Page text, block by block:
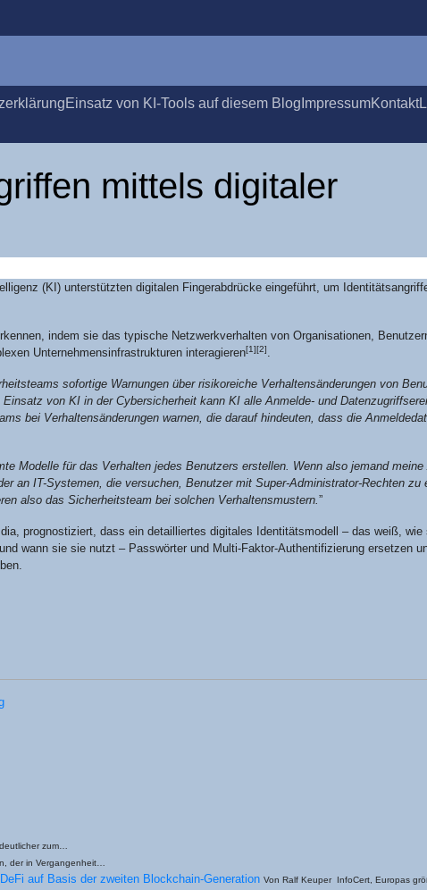
Ein­satz von KI-Tools auf die­sem Blog Impres­sumKon­takt
mit­tels digi­ta­ler
(KI) unter­stütz­ten digi­ta­len Fin­ger­ab­drü­cke ein­ge­führt, um
indem sie das typi­sche Netz­werk­ver­hal­ten von Orga­ni­sa­tio­nen,
Unter­neh­mens­in­fra­struk­tu­ren inter­agie­ren[1][2].
sofor­ti­ge War­nun­gen über risi­ko­rei­che Ver­hal­tens­än­de­run­gen von
Ein­satz von KI in der Cyber­si­cher­heit kann KI alle Anmel­de- und
bei Ver­hal­tens­än­de­run­gen war­nen, die dar­auf hin­deu­ten, dass die
Model­le für das Ver­hal­ten jedes Benut­zers erstel­len. Wenn also jemand
an IT-Sys­te­men, die ver­su­chen, Benut­zer mit Super-Admi­nis­tra­tor-Rech­ten zu
also das Sicher­heits­team bei sol­chen Ver­hal­tens­mus­tern.”
pro­gnos­ti­ziert, dass ein detail­lier­tes digi­ta­les Iden­ti­täts­mo­dell – das weiß, wie
wann sie sie nutzt – Pass­wör­ter und Mul­ti-Fak­tor-Authen­ti­fi­zie­rung erset­zen
zum…
der in Vergangenheit…
auf Basis der zwei­ten Block­chain-Gene­ra­ti­on Von Ralf Keu­per Info­Cert, Euro­pas